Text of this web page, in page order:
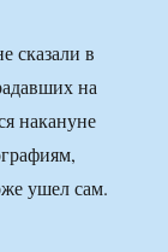
сказали в
на
накануне
ушел сам.